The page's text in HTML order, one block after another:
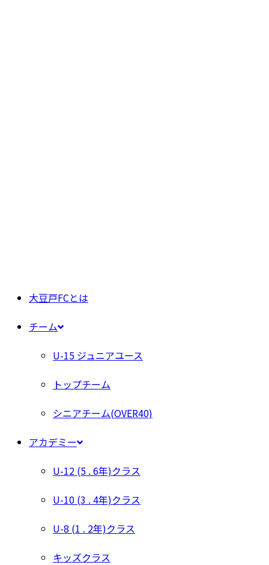
大豆戸FCとは
チーム
U-15 ジュニアユース
トップチーム
シニアチーム(OVER40)
アカデミー
U-12 (5 . 6年)クラス
U-10 (3 . 4年)クラス
U-8 (1 . 2年)クラス
キッズクラス